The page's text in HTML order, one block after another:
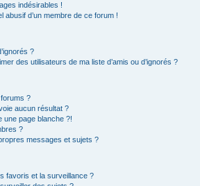
indésirables !
abusif d’un membre de ce forum !
?
des utilisateurs de ma liste d’amis ou d’ignorés ?
?
aucun résultat ?
une page blanche ?!
?
messages et sujets ?
favoris et la surveillance ?